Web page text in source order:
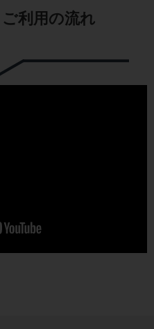
ご利用の流れ